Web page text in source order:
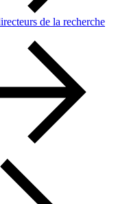
de la recherche